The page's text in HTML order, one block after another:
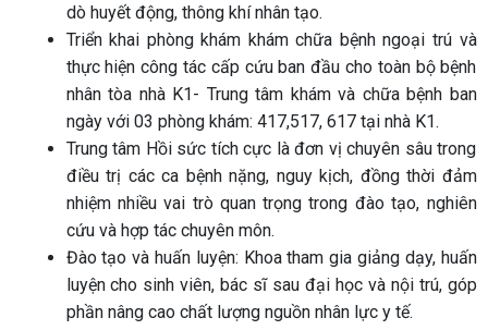
dò huyết động, thông khí nhân tạo.
Triển khai phòng khám khám chữa bệnh ngoại trú và
thực hiện công tác cấp cứu ban đầu cho toàn bộ bệnh
nhân tòa nhà K1- Trung tâm khám và chữa bệnh ban
ngày với 03 phòng khám: 417,517, 617 tại nhà K1.
Trung tâm Hồi sức tích cực là đơn vị chuyên sâu trong
điều trị các ca bệnh nặng, nguy kịch, đồng thời đảm
nhiệm nhiều vai trò quan trọng trong đào tạo, nghiên
cứu và hợp tác chuyên môn.
Đào tạo và huấn luyện: Khoa tham gia giảng dạy, huấn
luyện cho sinh viên, bác sĩ sau đại học và nội trú, góp
phần nâng cao chất lượng nguồn nhân lực y tế.